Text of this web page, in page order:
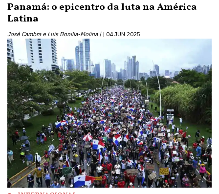
Panamá: o epicentro da luta na América
Latina
José Cambra e Luis Bonilla-Molina | 04 JUN 2025